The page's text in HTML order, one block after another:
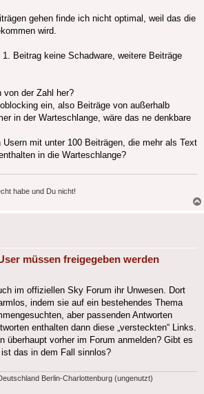
gehen finde ich nicht optimal, weil das die
wird.
Beitrag keine Schadware, weitere Beiträge
von der Zahl her?
ein, also Beiträge von außerhalb
in der Warteschlange, wäre das ne denkbare
mit unter 100 Beiträgen, die mehr als Text
in die Warteschlange?
habe und Du nicht!
müssen freigegeben werden
im offiziellen Sky Forum ihr Unwesen. Dort
indem sie auf ein bestehendes Thema
aber passenden Antworten
enthalten dann diese „versteckten“ Links.
überhaupt vorher im Forum anmelden? Gibt es
das in dem Fall sinnlos?
Berlin-Charlottenburg (ungenutzt)